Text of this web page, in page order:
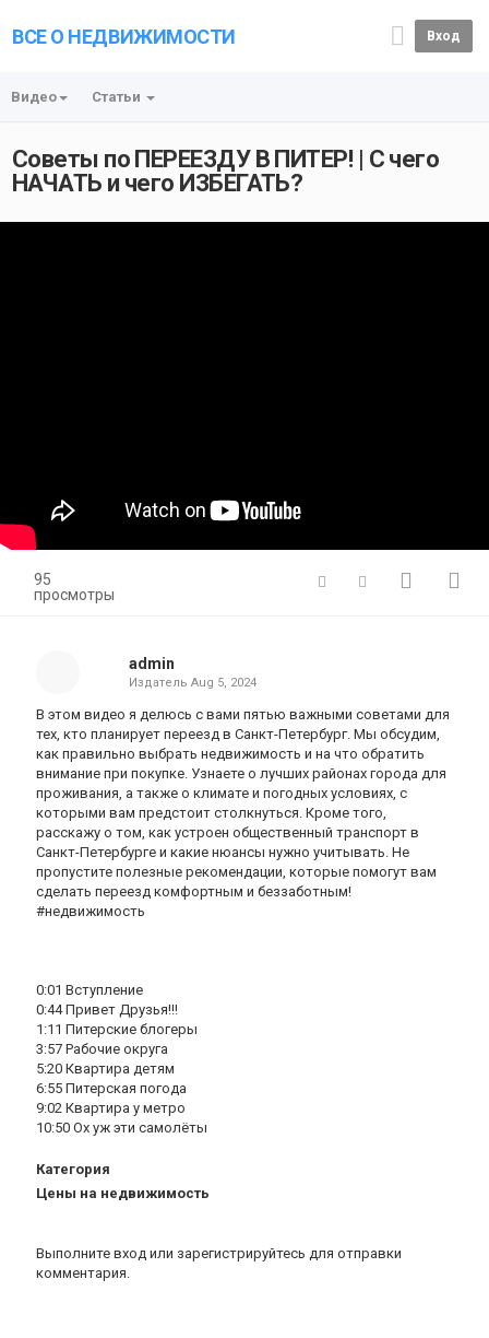
ВСЕ О НЕДВИЖИМОСТИ Вход
Видео Статьи
Советы по ПЕРЕЕЗДУ В ПИТЕР! | С чего
НАЧАТЬ и чего ИЗБЕГАТЬ?
95
просмотры
admin
Издатель Aug 5, 2024
В этом видео я делюсь с вами пятью важными советами для
тех, кто планирует переезд в Санкт-Петербург. Мы обсудим,
как правильно выбрать недвижимость и на что обратить
внимание при покупке. Узнаете о лучших районах города для
проживания, а также о климате и погодных условиях, с
которыми вам предстоит столкнуться. Кроме того,
расскажу о том, как устроен общественный транспорт в
Санкт-Петербурге и какие нюансы нужно учитывать. Не
пропустите полезные рекомендации, которые помогут вам
сделать переезд комфортным и беззаботным!
#недвижимость
0:01 Вступление
0:44 Привет Друзья!!!
1:11 Питерские блогеры
3:57 Рабочие округа
5:20 Квартира детям
6:55 Питерская погода
9:02 Квартира у метро
10:50 Ох уж эти самолёты
Категория
Цены на недвижимость
Выполните вход или зарегистрируйтесь для отправки
комментария.